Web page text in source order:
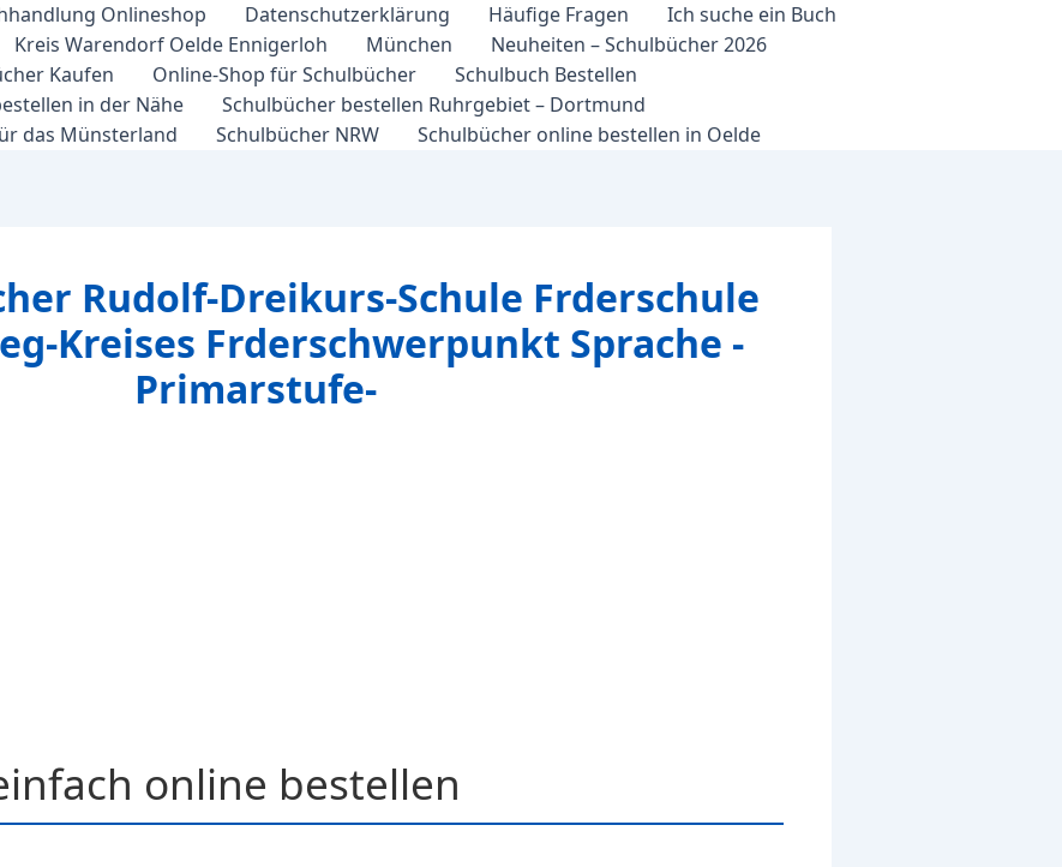
Onlineshop Datenschutzerklärung Häufige Fragen
Ich suche ein Buch
Kreis Warendorf Oelde Ennigerloh München
Neuheiten – Schulbücher 2026
Kaufen
Online-Shop für Schulbücher
Schulbuch Bestellen
in der Nähe
Schulbücher bestellen Ruhrgebiet – Dortmund
das Münsterland
Schulbücher NRW Schulbücher online bestellen in Oelde
Rudolf-Dreikurs-Schule Frderschule
Kreises Frderschwerpunkt Sprache -
Primarstufe-
online bestellen